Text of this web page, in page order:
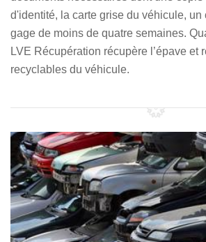
d'identité, la carte grise du véhicule, un
gage de moins de quatre semaines.
LVE Récupération récupère l’épave et
recyclables du véhicule.